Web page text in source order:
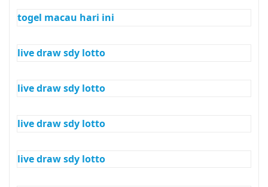
togel macau hari ini
live draw sdy lotto
live draw sdy lotto
live draw sdy lotto
live draw sdy lotto